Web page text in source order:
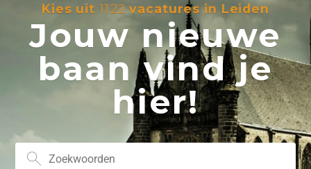
Kies uit 1122vacatures in Leiden
Jouw nieuwe
baan vind je
hier!